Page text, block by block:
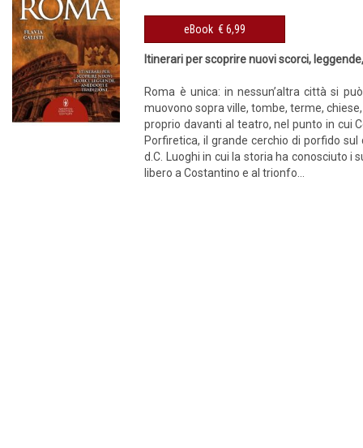
eBook € 6,99
Itinerari per scoprire nuovi scorci,
Roma è unica: in nessun’altra città si
muovono sopra ville, tombe, terme,
proprio davanti al teatro, nel punto in cui
Porfiretica, il grande cerchio di porfido
d.C. Luoghi in cui la storia ha conosciuto i
libero a Costantino e al trionfo...